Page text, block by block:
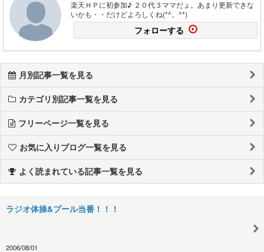
楽天ＨＰに初参加♪ ２０代３ママだょ。あまり更新できな
いかも・・だけどよろしくね(*^。^*)
フォローする
月別記事一覧を見る
カテゴリ別記事一覧を見る
フリーページ一覧を見る
お気に入りブログ一覧を見る
よく読まれている記事一覧を見る
ラジオ体操&プール当番！！！
2006/08/01